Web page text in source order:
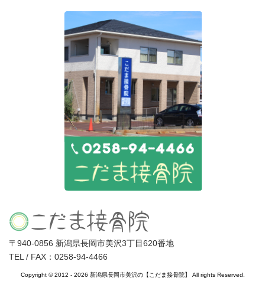
〒940-0856 新潟県長岡市美沢3丁目620番地
TEL / FAX：0258-94-4466
Copyright © 2012 - 2026 新潟県長岡市美沢の【こだま接骨院】 All rights Reserved.